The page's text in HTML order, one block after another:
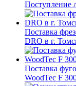
Поступление
Поставка
DRO в г.
Поставка
WoodTec F